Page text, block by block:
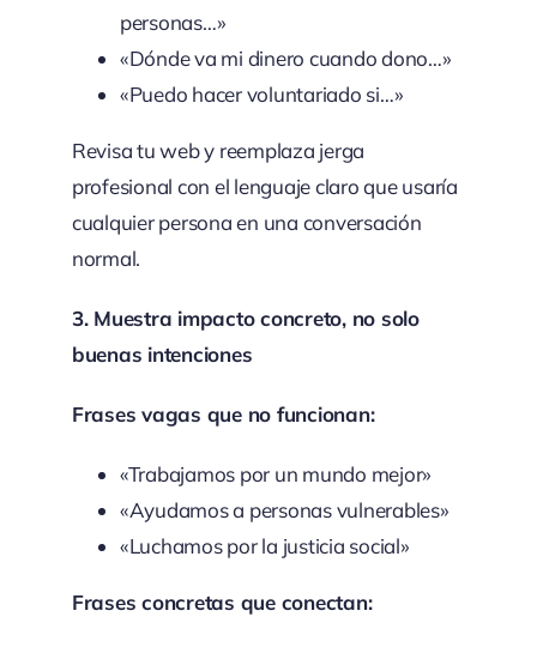
personas…»
«Dónde va mi dinero cuando dono…»
«Puedo hacer voluntariado si…»
Revisa tu web y reemplaza jerga
profesional con el lenguaje claro que usaría
cualquier persona en una conversación
normal.
3. Muestra impacto concreto, no solo
buenas intenciones
Frases vagas que no funcionan:
«Trabajamos por un mundo mejor»
«Ayudamos a personas vulnerables»
«Luchamos por la justicia social»
Frases concretas que conectan: